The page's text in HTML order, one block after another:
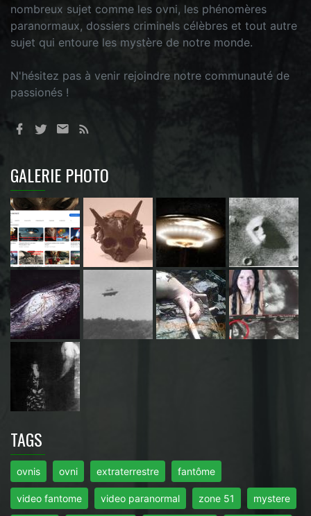
nombreux sujet comme les ovni, les phénomères
paranormaux, dossiers criminels célèbres et tout autre
sujet qui entoure les mystère de notre monde.
N'hésitez pas à venir rejoindre notre communauté de
passionés !
GALERIE PHOTO
TAGS
ovnis ovni extraterrestre fantôme
video fantome video paranormal zone 51 mystere